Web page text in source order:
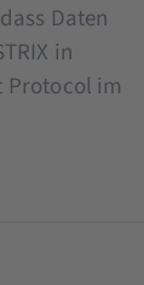
Daten
in
Protocol im